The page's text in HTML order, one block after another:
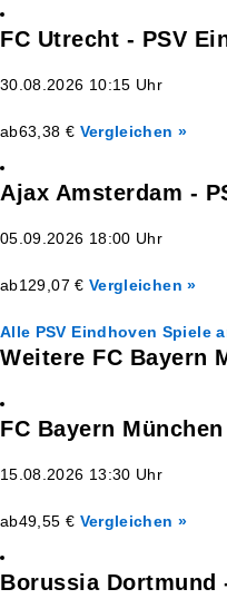
FC Utrecht - PSV
30.08.2026 10:15 Uhr
ab63,38 € Vergleichen »
Ajax Amsterdam -
05.09.2026 18:00 Uhr
ab129,07 € Vergleichen »
Alle PSV Eindhoven Spiele
Weitere FC Bayern
FC Bayern
15.08.2026 13:30 Uhr
ab49,55 € Vergleichen »
Borussia Dortmund